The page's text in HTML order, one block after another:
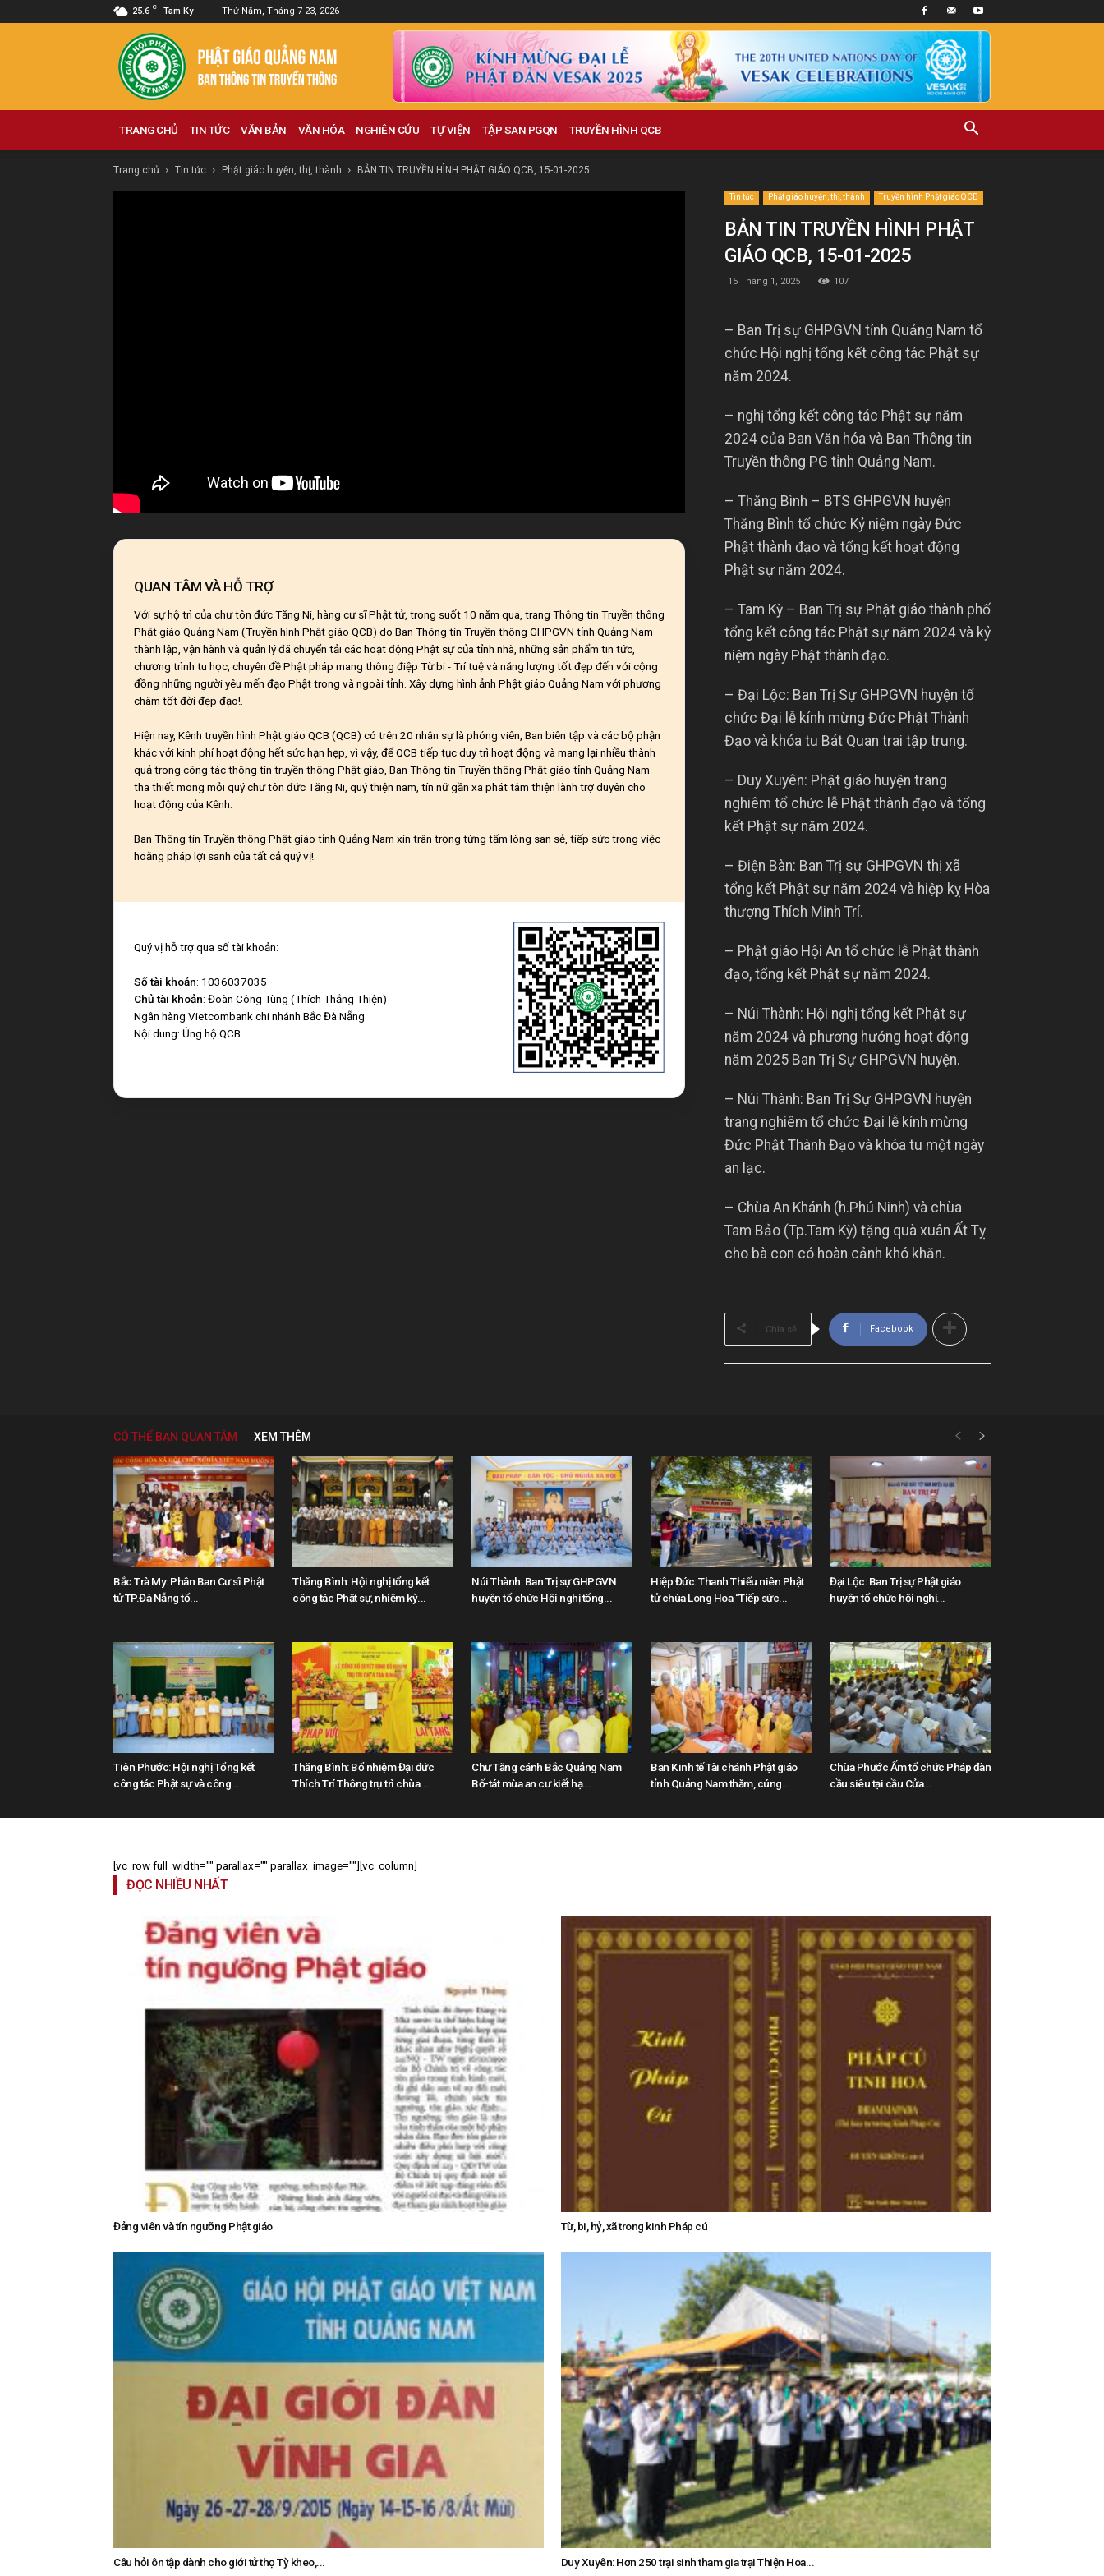
25.6 C Tam Ky Thứ Năm, Tháng 7 23, 2026
Phật
giáo
Quảng
Nam
TRANG CHỦ TIN TỨC VĂN BẢN VĂN HÓA NGHIÊN CỨU TỰ VIỆN TẬP SAN PGQN TRUYỀN HÌNH QCB
Trang chủ Tin tức Phật giáo huyện, thị, thành BẢN TIN TRUYỀN HÌNH PHẬT GIÁO QCB, 15-01-2025
Tin tức Phật giáo huyện, thị, thành Truyền hình Phật giáo QCB
BẢN TIN TRUYỀN HÌNH PHẬT
GIÁO QCB, 15-01-2025
15 Tháng 1, 2025 107
– Ban Trị sự GHPGVN tỉnh Quảng Nam tổ
chức Hội nghị tổng kết công tác Phật sự
năm 2024.
– nghị tổng kết công tác Phật sự năm
2024 của Ban Văn hóa và Ban Thông tin
Truyền thông PG tỉnh Quảng Nam.
– Thăng Bình – BTS GHPGVN huyện
Thăng Bình tổ chức Kỷ niệm ngày Đức
Phật thành đạo và tổng kết hoạt động
Phật sự năm 2024.
– Tam Kỳ – Ban Trị sự Phật giáo thành phố
tổng kết công tác Phật sự năm 2024 và kỷ
niệm ngày Phật thành đạo.
– Đại Lộc: Ban Trị Sự GHPGVN huyện tổ
chức Đại lễ kính mừng Đức Phật Thành
Đạo và khóa tu Bát Quan trai tập trung.
– Duy Xuyên: Phật giáo huyện trang
nghiêm tổ chức lễ Phật thành đạo và tổng
kết Phật sự năm 2024.
– Điện Bàn: Ban Trị sự GHPGVN thị xã
tổng kết Phật sự năm 2024 và hiệp kỵ Hòa
thượng Thích Minh Trí.
– Phật giáo Hội An tổ chức lễ Phật thành
đạo, tổng kết Phật sự năm 2024.
– Núi Thành: Hội nghị tổng kết Phật sự
năm 2024 và phương hướng hoạt động
năm 2025 Ban Trị Sự GHPGVN huyện.
– Núi Thành: Ban Trị Sự GHPGVN huyện
trang nghiêm tổ chức Đại lễ kính mừng
Đức Phật Thành Đạo và khóa tu một ngày
an lạc.
– Chùa An Khánh (h.Phú Ninh) và chùa
Tam Bảo (Tp.Tam Kỳ) tặng quà xuân Ất Tỵ
cho bà con có hoàn cảnh khó khăn.
Chia sẻ Facebook
QUAN TÂM VÀ HỖ TRỢ
Với sự hộ trì của chư tôn đức Tăng Ni, hàng cư sĩ Phật tử, trong suốt 10 năm qua, trang Thông tin Truyền thông
Phật giáo Quảng Nam (Truyền hình Phật giáo QCB) do Ban Thông tin Truyền thông GHPGVN tỉnh Quảng Nam
thành lập, vận hành và quản lý đã chuyển tải các hoạt động Phật sự của tỉnh nhà, những sản phẩm tin tức,
chương trình tu học, chuyên đề Phật pháp mang thông điệp Từ bi - Trí tuệ và năng lượng tốt đẹp đến với cộng
đồng những người yêu mến đạo Phật trong và ngoài tỉnh. Xây dựng hình ảnh Phật giáo Quảng Nam với phương
châm tốt đời đẹp đạo!.
Hiện nay, Kênh truyền hình Phật giáo QCB (QCB) có trên 20 nhân sự là phóng viên, Ban biên tập và các bộ phận
khác với kinh phí hoạt động hết sức hạn hẹp, vì vậy, để QCB tiếp tục duy trì hoạt động và mang lại nhiều thành
quả trong công tác thông tin truyền thông Phật giáo, Ban Thông tin Truyền thông Phật giáo tỉnh Quảng Nam
tha thiết mong mỏi quý chư tôn đức Tăng Ni, quý thiện nam, tín nữ gần xa phát tâm thiện lành trợ duyên cho
hoạt động của Kênh.
Ban Thông tin Truyền thông Phật giáo tỉnh Quảng Nam xin trân trọng từng tấm lòng san sẻ, tiếp sức trong việc
hoằng pháp lợi sanh của tất cả quý vị!.
Quý vị hỗ trợ qua số tài khoản:
Số tài khoản: 1036037035
Chủ tài khoản: Đoàn Công Tùng (Thích Thắng Thiện)
Ngân hàng Vietcombank chi nhánh Bắc Đà Nẵng
Nội dung: Ủng hộ QCB
CÓ THỂ BẠN QUAN TÂM XEM THÊM
Bắc Trà My: Phân Ban Cư sĩ Phật
tử TP.Đà Nẵng tổ...
Thăng Bình: Hội nghị tổng kết
công tác Phật sự, nhiệm kỳ...
Núi Thành: Ban Trị sự GHPGVN
huyện tổ chức Hội nghị tổng...
Hiệp Đức: Thanh Thiếu niên Phật
tử chùa Long Hoa “Tiếp sức...
Đại Lộc: Ban Trị sự Phật giáo
huyện tổ chức hội nghị...
Tiên Phước: Hội nghị Tổng kết
công tác Phật sự và công...
Thăng Bình: Bổ nhiệm Đại đức
Thích Trí Thông trụ trì chùa...
Chư Tăng cánh Bắc Quảng Nam
Bố-tát mùa an cư kiết hạ...
Ban Kinh tế Tài chánh Phật giáo
tỉnh Quảng Nam thăm, cúng...
Chùa Phước Ấm tổ chức Pháp đàn
cầu siêu tại cầu Cửa...
[vc_row full_width="" parallax="" parallax_image=""][vc_column]
ĐỌC NHIỀU NHẤT
Đảng viên và tín ngưỡng Phật giáo Từ, bi, hỷ, xã trong kinh Pháp cú
Câu hỏi ôn tập dành cho giới tử thọ Tỳ kheo,... Duy Xuyên: Hơn 250 trại sinh tham gia trại Thiện Hoa...